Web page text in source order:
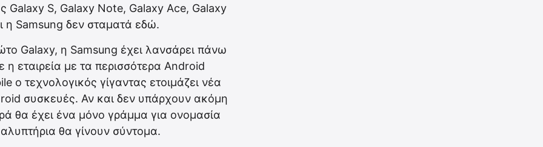
Galaxy S, Galaxy Note, Galaxy Ace, Galaxy
η Samsung δεν σταματά εδώ.
Galaxy, η Samsung έχει λανσάρει πάνω
η εταιρεία με τα περισσότερα Android
τεχνολογικός γίγαντας ετοιμάζει νέα
συσκευές. Αν και δεν υπάρχουν ακόμη
θα έχει ένα μόνο γράμμα για ονομασία
θα γίνουν σύντομα.